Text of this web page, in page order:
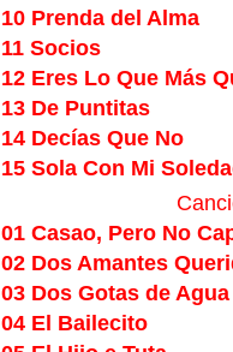
10 Prenda del Alma
11 Socios
12 Eres Lo Que Más
13 De Puntitas
14 Decías Que No
15 Sola Con Mi
01 Casao, Pero No
02 Dos Amantes
03 Dos Gotas de Agua
04 El Bailecito